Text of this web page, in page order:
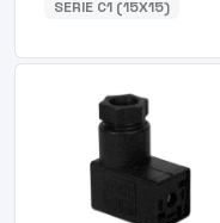
SERIE C1 (15X15)